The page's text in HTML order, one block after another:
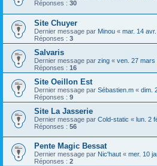
Réponses : 30
Site Chuyer
Dernier message par Minou « mar. 14
Réponses : 3
Salvaris
Dernier message par zing « ven. 27 mars
Réponses : 16
Site Oeillon Est
Dernier message par Sébastien.m « dim.
Réponses : 9
Site La Jasserie
Dernier message par Cold-static « lun. 2
Réponses : 56
Pente Magic Bessat
Dernier message par Nic'haut « mer. 10
Réponses : 2